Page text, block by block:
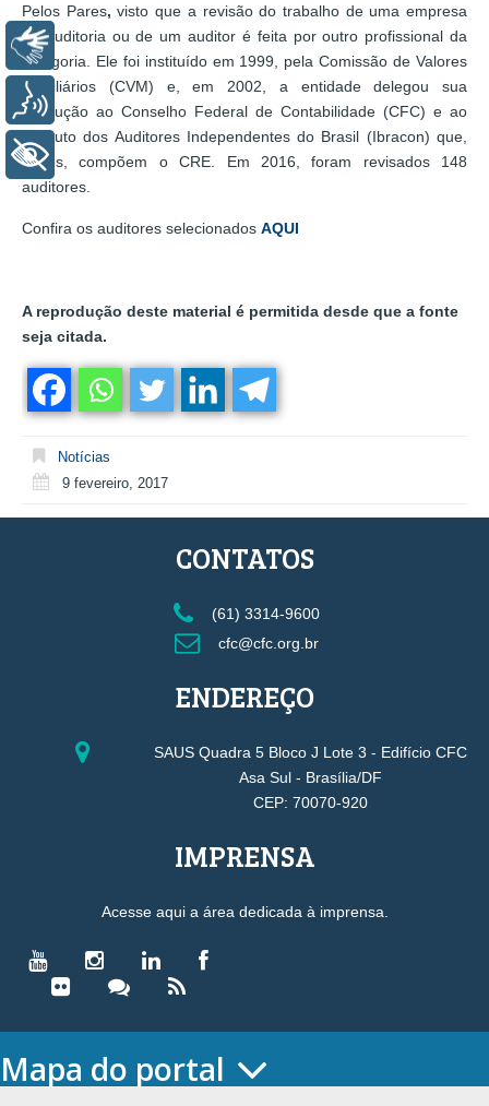
Pelos Pares, visto que a revisão do trabalho de uma empresa
de auditoria ou de um auditor é feita por outro profissional da
categoria. Ele foi instituído em 1999, pela Comissão de Valores
Mobiliários (CVM) e, em 2002, a entidade delegou sua
execução ao Conselho Federal de Contabilidade (CFC) e ao
Instituto dos Auditores Independentes do Brasil (Ibracon) que,
juntos, compõem o CRE. Em 2016, foram revisados 148
auditores.
Confira os auditores selecionados AQUI
A reprodução deste material é permitida desde que a fonte
seja citada.
Notícias
9 fevereiro, 2017
CONTATOS
(61) 3314-9600
cfc@cfc.org.br
ENDEREÇO
SAUS Quadra 5 Bloco J Lote 3 - Edifício CFC
Asa Sul - Brasília/DF
CEP: 70070-920
IMPRENSA
Acesse aqui a área dedicada à imprensa.
Mapa do portal
Libras
+ Acessibilidade